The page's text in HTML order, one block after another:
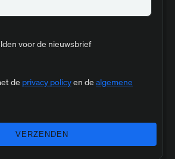
voor de nieuwsbrief
de privacy policyen de algemene